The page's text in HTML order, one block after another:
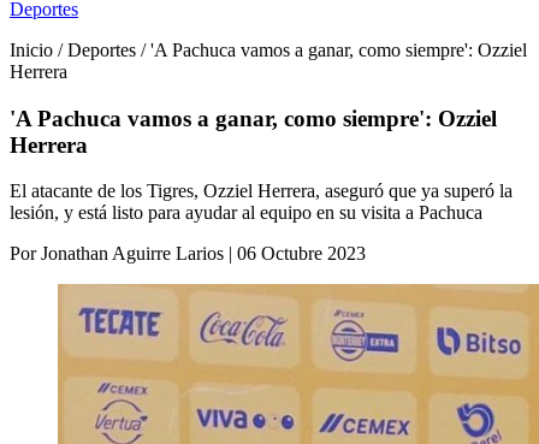
Deportes
Inicio / Deportes / 'A Pachuca vamos a ganar, como siempre': Ozziel
Herrera
'A Pachuca vamos a ganar, como siempre': Ozziel
Herrera
El atacante de los Tigres, Ozziel Herrera, aseguró que ya superó la
lesión, y está listo para ayudar al equipo en su visita a Pachuca
Por Jonathan Aguirre Larios | 06 Octubre 2023